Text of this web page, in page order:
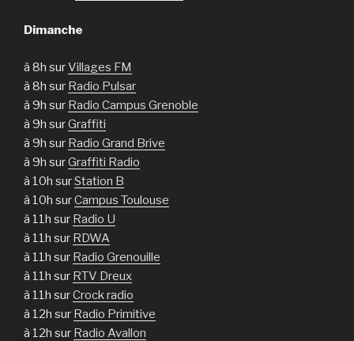
Dimanche
à 8h surVillages FM
à 8h sur Radio Pulsar
à 9h sur Radio Campus Grenoble
à 9h surGraffiti
à 9h sur Radio Grand Brive
à 9h surGraffiti Radio
à 10h surStation B
à 10h surCampus Toulouse
à 11h sur Radio U
à 11h sur RDWA
à 11h sur Radio Grenouille
à 11h sur RTV Dreux
à 11h surCrock radio
à 12h sur Radio Primitive
à 12h sur Radio Avallon